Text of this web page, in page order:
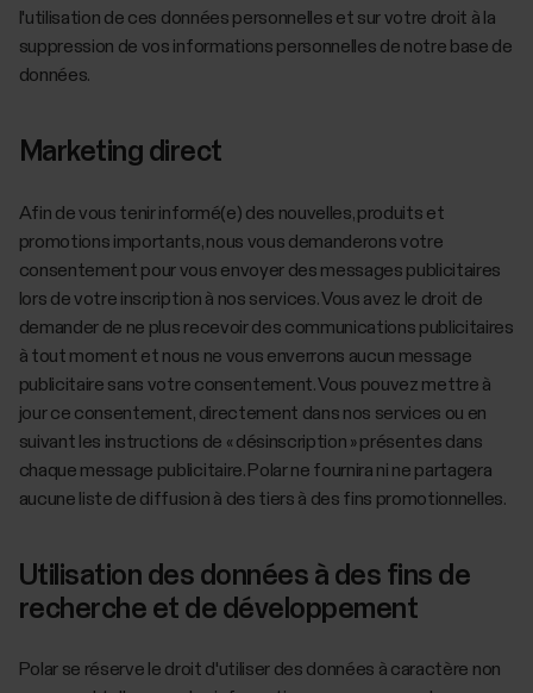
l'utilisation de ces données personnelles et sur votre droit à la
suppression de vos informations personnelles de notre base de
données.
Marketing direct
Afin de vous tenir informé(e) des nouvelles, produits et
promotions importants, nous vous demanderons votre
consentement pour vous envoyer des messages publicitaires
lors de votre inscription à nos services. Vous avez le droit de
demander de ne plus recevoir des communications publicitaires
à tout moment et nous ne vous enverrons aucun message
publicitaire sans votre consentement. Vous pouvez mettre à
jour ce consentement, directement dans nos services ou en
suivant les instructions de « désinscription » présentes dans
chaque message publicitaire. Polar ne fournira ni ne partagera
aucune liste de diffusion à des tiers à des fins promotionnelles.
Utilisation des données à des fins de
recherche et de développement
Polar se réserve le droit d'utiliser des données à caractère non